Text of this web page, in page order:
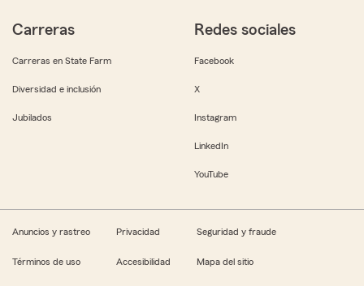
Carreras
Carreras en State Farm
Diversidad e inclusión
Jubilados
Redes sociales
Facebook
X
Instagram
LinkedIn
YouTube
Anuncios y rastreo Privacidad Seguridad y fraude
Términos de uso Accesibilidad Mapa del sitio